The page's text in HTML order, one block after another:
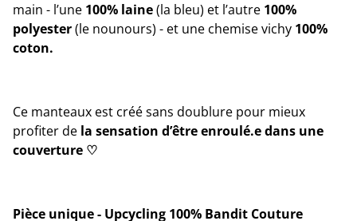
main - l’une 100% laine(la bleu) et l’autre 100%
polyester(le nounours) - et une chemise vichy 100%
coton.
Ce manteaux est créé sans doublure pour mieux
profiter de la sensation d’être enroulé.e dans une
couverture ♡︎
Pièce unique - Upcycling 100% Bandit Couture